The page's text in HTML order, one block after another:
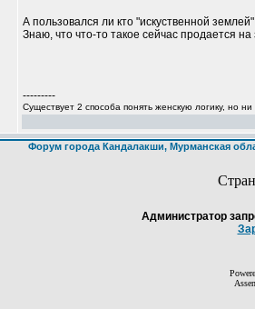
А пользовался ли кто "искуственной
Знаю, что что-то такое сейчас продается
---------
Существует 2 способа понять женскую логику, но
Форум города Кандалакши, Мурманская
Администратор